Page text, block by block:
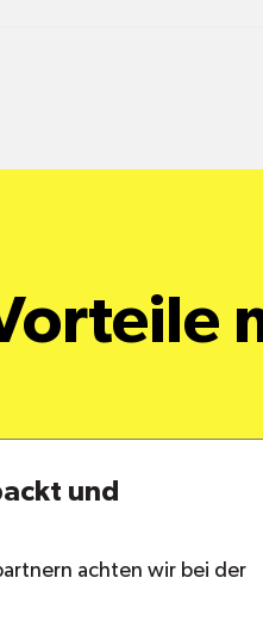
und
achten wir bei der